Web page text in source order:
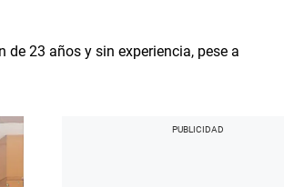
23 años y sin experiencia, pese a